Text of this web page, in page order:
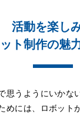
活動を楽しみ
ト制作の魅
思うようにいかな
めには、ロボット